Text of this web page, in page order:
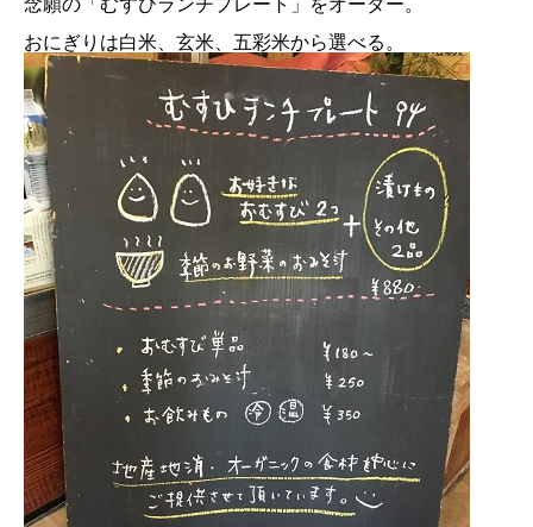
念願の「むすひランチプレート」をオーダー。
おにぎりは白米、玄米、五彩米から選べる。